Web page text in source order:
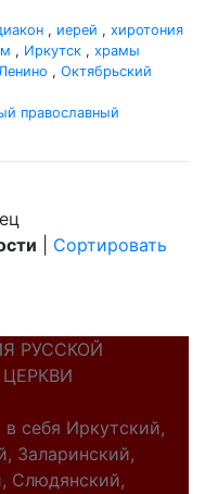
, иерей , хиротония
, Иркутск , храмы
, Октябрьский
православный
Сортировать
РУССКОЙ
себя Иркутский,
Заларинский,
Слюдянский,